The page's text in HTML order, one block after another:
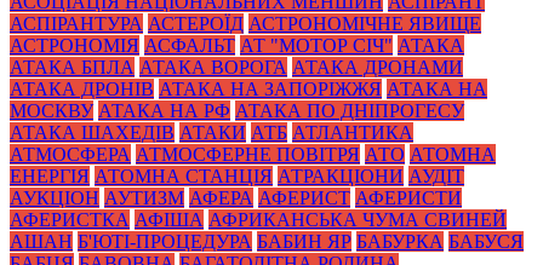
АСПІРАНТУРА АСТЕРОЇД АСТРОНОМІЧНЕ ЯВИЩЕ
АСТРОНОМІЯ АСФАЛЬТ АТ "МОТОР СІЧ" АТАКА
АТАКА БПЛА АТАКА ВОРОГА АТАКА ДРОНАМИ
АТАКА ДРОНІВ АТАКА НА ЗАПОРІЖЖЯ АТАКА НА
МОСКВУ АТАКА НА РФ АТАКА ПО ДНІПРОГЕСУ
АТАКА ШАХЕДІВ АТАКИ АТБ АТЛАНТИКА
АТМОСФЕРА АТМОСФЕРНЕ ПОВІТРЯ АТО АТОМНА
ЕНЕРГІЯ АТОМНА СТАНЦІЯ АТРАКЦІОНИ АУДІТ
АУКЦІОН АУТИЗМ АФЕРА АФЕРИСТ АФЕРИСТИ
АФЕРИСТКА АФІША АФРИКАНСЬКА ЧУМА СВИНЕЙ
АШАН Б'ЮТІ-ПРОЦЕДУРА БАБИН ЯР БАБУРКА БАБУСЯ